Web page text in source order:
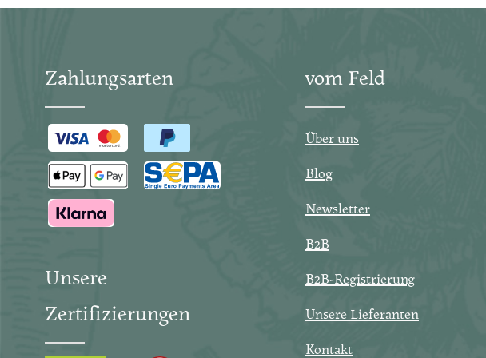
Zahlungsarten vom Feld
Über uns
Blog
Newsletter
B2B
B2B-Registrierung
Unsere Lieferanten
Kontakt
Unsere
Zertifizierungen